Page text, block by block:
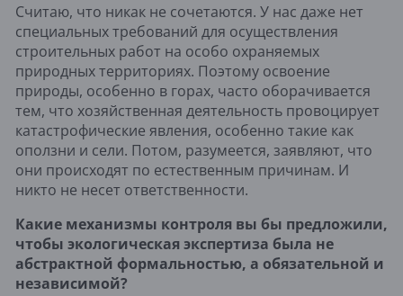
Считаю, что никак не сочетаются. У нас даже нет
специальных требований для осуществления
строительных работ на особо охраняемых
природных территориях. Поэтому освоение
природы, особенно в горах, часто оборачивается
тем, что хозяйственная деятельность провоцирует
катастрофические явления, особенно такие как
оползни и сели. Потом, разумеется, заявляют, что
они происходят по естественным причинам. И
никто не несет ответственности.
Какие механизмы контроля вы бы предложили,
чтобы экологическая экспертиза была не
абстрактной формальностью, а обязательной и
независимой?